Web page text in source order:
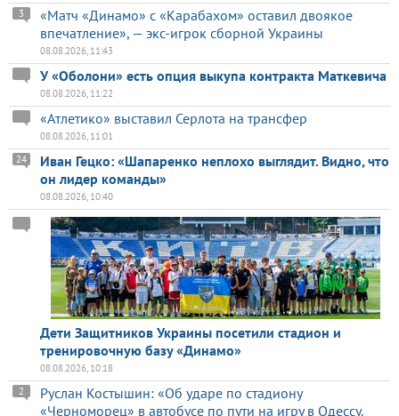
«Матч «Динамо» с «Карабахом» оставил двоякое
впечатление», — экс-игрок сборной Украины
3
08.08.2026, 11:43
У «Оболони» есть опция выкупа контракта Маткевича
08.08.2026, 11:22
«Атлетико» выставил Серлота на трансфер
08.08.2026, 11:01
Иван Гецко: «Шапаренко неплохо выглядит. Видно, что
он лидер команды»
24
08.08.2026, 10:40
Дети Защитников Украины посетили стадион и
тренировочную базу «Динамо»
08.08.2026, 10:18
Руслан Костышин: «Об ударе по стадиону
«Черноморец» в автобусе по пути на игру в Одессу.
2